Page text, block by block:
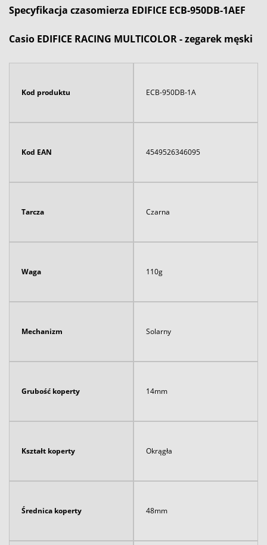
Specyfikacja czasomierza EDIFICE ECB-950DB-1AEF
Casio EDIFICE RACING MULTICOLOR - zegarek męski
Kod produktu ECB-950DB-1A
Kod EAN 4549526346095
Tarcza Czarna
Waga 110g
Mechanizm Solarny
Grubość koperty 14mm
Kształt koperty Okrągła
Średnica koperty 48mm